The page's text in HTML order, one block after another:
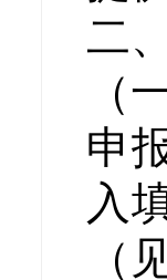
二
（
申
入
（